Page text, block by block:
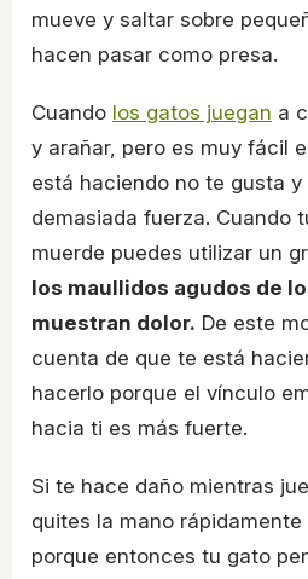
mueve y saltar sobre
hacen pasar como presa.
Cuando los gatos juegan a
y arañar, pero es muy fácil
está haciendo no te gusta
demasiada fuerza. Cuando
muerde puedes utilizar un
los maullidos agudos de
muestran dolor. De este
cuenta de que te está
hacerlo porque el vínculo
hacia ti es más fuerte.
Si te hace daño mientras
quites la mano rápidamente
porque entonces tu gato